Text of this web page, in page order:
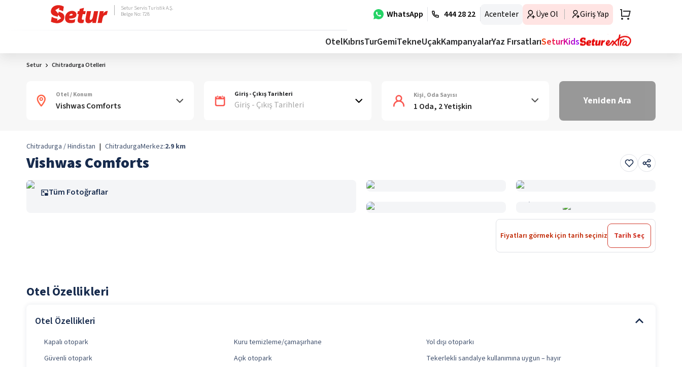
WhatsApp 444 28 22 Acenteler Üye Ol Giriş Yap
Setur Servis Turistik A.Ş.
Belge No: 728
OtelKıbrısTurGemiTekneUçakKampanyalarYaz FırsatlarıSeturKids
Setur Chitradurga Otelleri
Otel / Konum Giriş - Çıkış Tarihleri
Giriş - Çıkış Tarihleri
Kişi, Oda Sayısı
1 Oda, 2 Yetişkin Yeniden Ara
Chitradurga / Hindistan | ChitradurgaMerkez:2.9 km
Vishwas Comforts
Tüm Fotoğraflar
Fiyatları görmek için tarih seçiniz Tarih Seç
Otel Özellikleri
Otel Özellikleri
Kapalı otopark Kuru temizleme/çamaşırhane
Yol dışı otoparkı
Güvenli otopark
Açık otopark
Tekerlekli sandalye kullanımına uygun – hayır